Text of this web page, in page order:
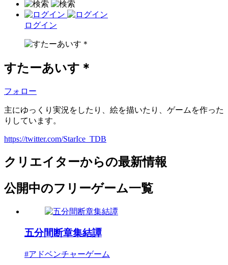
ログイン
すたーあいす＊
フォロー
主にゆっくり実況をしたり、絵を描いたり、ゲームを作った
りしています。
https://twitter.com/StarIce_TDB
クリエイターからの最新情報
公開中のフリーゲーム一覧
五分間断章集結譚
#アドベンチャーゲーム